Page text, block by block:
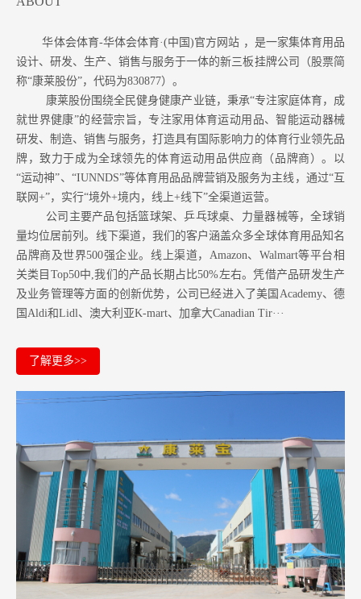
华体会体育-华体会体育·(中国)官方网站 ，是一家集体育用品
设计、研发、生产、销售与服务于一体的新三板挂牌公司（股票简
称“康莱股份”，代码为830877）。
康莱股份围绕全民健身健康产业链，秉承“专注家庭体育，成
就世界健康”的经营宗旨，专注家用体育运动用品、智能运动器械
研发、制造、销售与服务，打造具有国际影响力的体育行业领先品
牌，致力于成为全球领先的体育运动用品供应商（品牌商）。以
“运动神”、“IUNNDS”等体育用品品牌营销及服务为主线，通过“互
联网+”，实行“境外+境内，线上+线下”全渠道运营。
公司主要产品包括篮球架、乒乓球桌、力量器械等，全球销
量均位居前列。 线下渠道，我们的客户涵盖众多全球体育用品知名
品牌商及世界500强企业。 线上渠道，Amazon、Walmart等平台相
关类目Top50中,我们的产品长期占比50%左右。凭借产品研发生产
及业务管理等方面的创新优势，公司已经进入了美国Academy、德
国Aldi和Lidl、澳大利亚K-mart、加拿大Canadian Tir···
了解更多>>